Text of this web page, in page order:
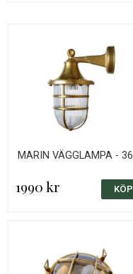
MARIN VÄGGLAMPA -
1990 kr